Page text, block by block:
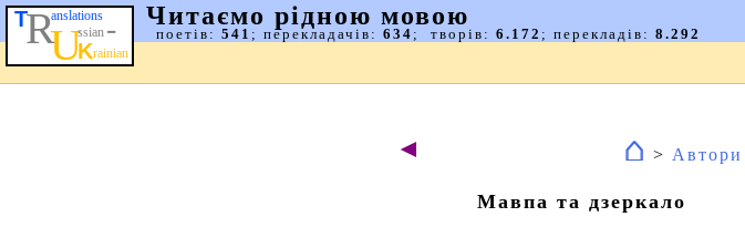
◄ ⌂ > Автори
Мавпа та дзеркало